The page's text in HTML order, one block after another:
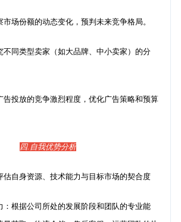
场份额的动态变化，预判未来竞争格局。
不同类型卖家（如大品牌、中小卖家）的分
告投放的竞争激烈程度，优化广告策略和预算
四.自我优势分析
估自身资源、技术能力与目标市场的契合度
：根据公司所处的发展阶段和团队的专业能